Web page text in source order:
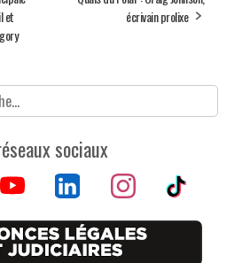
et
écrivain prolixe
sociaux